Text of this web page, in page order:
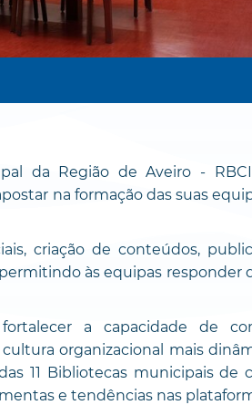
da Região de Aveiro -
na formação das suas
criação de conteúdos,
às equipas responder
a capacidade de
organizacional mais
11 Bibliotecas municipais de
e tendências nas